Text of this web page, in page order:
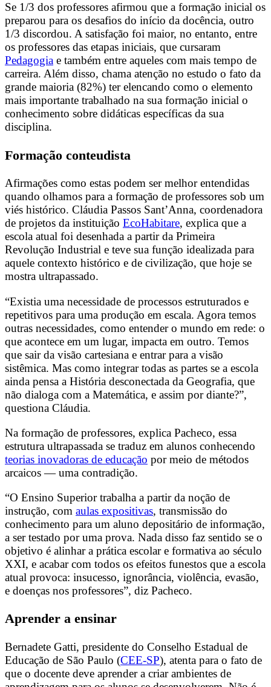
Se 1/3 dos professores afirmou que a formação inicial os
preparou para os desafios do início da docência, outro
1/3 discordou. A satisfação foi maior, no entanto, entre
os professores das etapas iniciais, que cursaram
Pedagogia e também entre aqueles com mais tempo de
carreira. Além disso, chama atenção no estudo o fato da
grande maioria (82%) ter elencando como o elemento
mais importante trabalhado na sua formação inicial o
conhecimento sobre didáticas específicas da sua
disciplina.
Formação conteudista
Afirmações como estas podem ser melhor entendidas
quando olhamos para a formação de professores sob um
viés histórico. Cláudia Passos Sant’Anna, coordenadora
de projetos da instituição EcoHabitare, explica que a
escola atual foi desenhada a partir da Primeira
Revolução Industrial e teve sua função idealizada para
aquele contexto histórico e de civilização, que hoje se
mostra ultrapassado.
“Existia uma necessidade de processos estruturados e
repetitivos para uma produção em escala. Agora temos
outras necessidades, como entender o mundo em rede: o
que acontece em um lugar, impacta em outro. Temos
que sair da visão cartesiana e entrar para a visão
sistêmica. Mas como integrar todas as partes se a escola
ainda pensa a História desconectada da Geografia, que
não dialoga com a Matemática, e assim por diante?”,
questiona Cláudia.
Na formação de professores, explica Pacheco, essa
estrutura ultrapassada se traduz em alunos conhecendo
teorias inovadoras de educação por meio de métodos
arcaicos—uma contradição.
“O Ensino Superior trabalha a partir da noção de
instrução, com aulas expositivas, transmissão do
conhecimento para um aluno depositário de informação,
a ser testado por uma prova. Nada disso faz sentido se o
objetivo é alinhar a prática escolar e formativa ao século
XXI, e acabar com todos os efeitos funestos que a escola
atual provoca: insucesso, ignorância, violência, evasão,
e doenças nos professores”, diz Pacheco.
Aprender a ensinar
Bernadete Gatti, presidente do Conselho Estadual de
Educação de São Paulo (CEE-SP), atenta para o fato de
que o docente deve aprender a criar ambientes de